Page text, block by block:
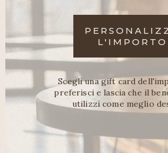
L'IMPORTO
Scegli una gift card
preferisci e lascia che il
utilizzi come meglio